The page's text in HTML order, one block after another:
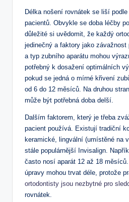
Délka nošení rovnátek se liší
pacientů. Obvykle se doba léčby
důležité si uvědomit, že každý
jedinečný a faktory jako závažnost
a typ zubního aparátu mohou
potřebný k dosažení optimálních
pokud se jedná o mírné křivení
od 6 do 12 měsíců. Na druhou
může být potřebná doba delší.
Dalším faktorem, který je třeba
pacient používá. Existují tradiční
keramické, lingvální (umístěné na
stále populárnější Invisalign.
často nosí aparát 12 až 18
úpravy mohou trvat déle, protože
ortodontisty jsou nezbytné pro
rovnátek.